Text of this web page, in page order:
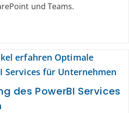
und Teams.
des PowerBI Services